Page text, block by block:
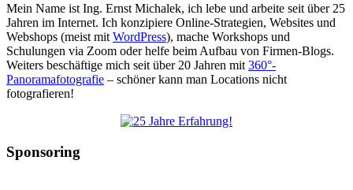
Mein Name ist Ing. Ernst Michalek, ich lebe und arbeite seit über 25
Jahren im Internet. Ich konzipiere Online-Strategien, Websites und
Webshops (meist mit WordPress), mache Workshops und
Schulungen via Zoom oder helfe beim Aufbau von Firmen-Blogs.
Weiters beschäftige mich seit über 20 Jahren mit 360°-
Panoramafotografie – schöner kann man Locations nicht
fotografieren!
Sponsoring